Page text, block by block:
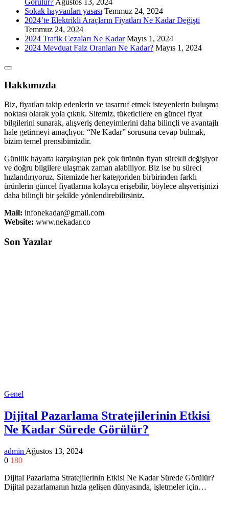
Görülür? Ağustos 13, 2024
Sokak hayvanları yasası Temmuz 24, 2024
2024’te Elektrikli Araçların Fiyatları Ne Kadar Değişti
Temmuz 24, 2024
2024 Trafik Cezaları Ne Kadar Mayıs 1, 2024
2024 Mevduat Faiz Oranları Ne Kadar? Mayıs 1, 2024
Hakkımızda
Biz, fiyatları takip edenlerin ve tasarruf etmek isteyenlerin buluşma
noktası olarak yola çıktık. Sitemiz, tüketicilere en güncel fiyat
bilgilerini sunarak, alışveriş deneyimlerini daha bilinçli ve avantajlı
hale getirmeyi amaçlıyor. “Ne Kadar” sorusuna cevap bulmak,
bizim temel prensibimizdir.
Günlük hayatta karşılaşılan pek çok ürünün fiyatı sürekli değişiyor
ve doğru bilgilere ulaşmak zaman alabiliyor. Biz ise bu süreci
hızlandırıyoruz. Sitemizde her kategoriden birbirinden farklı
ürünlerin güncel fiyatlarına kolayca erişebilir, böylece alışverişinizi
daha bilinçli bir şekilde yönlendirebilirsiniz.
Mail: infonekadar@gmail.com
Website: www.nekadar.co
Son Yazılar
Genel
Dijital Pazarlama Stratejilerinin Etkisi
Ne Kadar Sürede Görülür?
admin Ağustos 13, 2024
0 180
Dijital Pazarlama Stratejilerinin Etkisi Ne Kadar Sürede Görülür?
Dijital pazarlamanın hızla gelişen dünyasında, işletmeler için…